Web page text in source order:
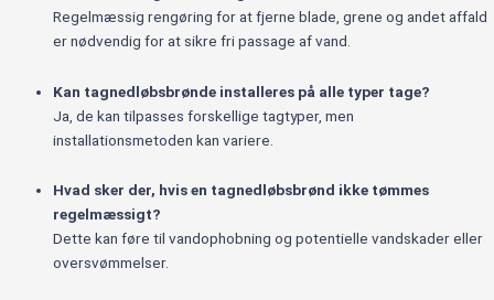
Regelmæssig rengøring for at fjerne blade, grene og andet affald
er nødvendig for at sikre fri passage af vand.
Kan tagnedløbsbrønde installeres på alle typer tage?
Ja, de kan tilpasses forskellige tagtyper, men
installationsmetoden kan variere.
Hvad sker der, hvis en tagnedløbsbrønd ikke tømmes
regelmæssigt?
Dette kan føre til vandophobning og potentielle vandskader eller
oversvømmelser.